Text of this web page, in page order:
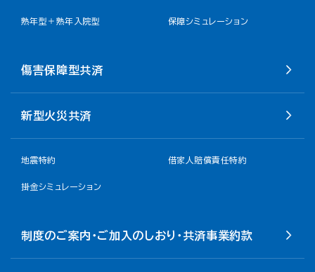
熟年型＋熟年入院型 保障シミュレーション
傷害保障型共済
新型火災共済
地震特約 借家人賠償責任特約
掛金シミュレーション
制度のご案内・ご加入のしおり・共済事業約款